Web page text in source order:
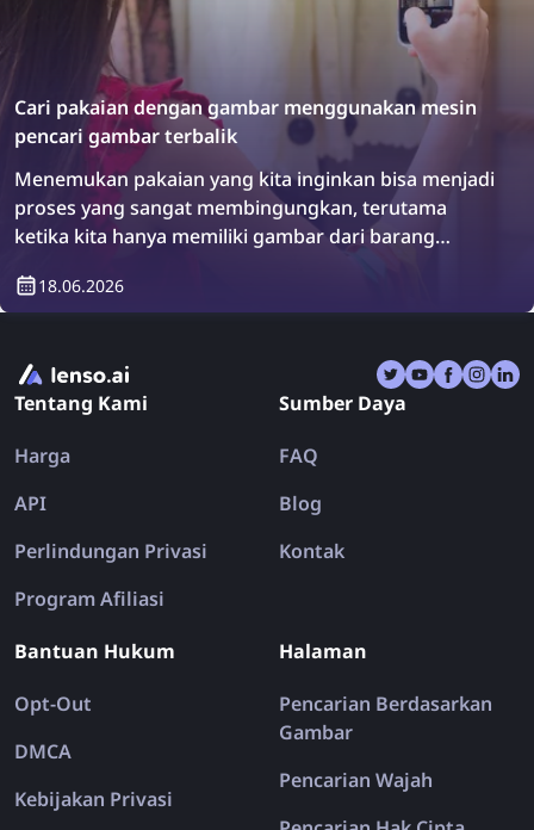
Cari pakaian dengan gambar menggunakan mesin
pencari gambar terbalik
Menemukan pakaian yang kita inginkan bisa menjadi
proses yang sangat membingungkan, terutama
ketika kita hanya memiliki gambar dari barang
terbalik! Temukan cara menemukan pakaian
18.06.2026
Tentang Kami
Harga
API
Perlindungan Privasi
Program Afiliasi
Sumber Daya
FAQ
Blog
Kontak
Bantuan Hukum
Opt-Out
DMCA
Kebijakan Privasi
Halaman
Pencarian Berdasarkan
Gambar
Pencarian Wajah